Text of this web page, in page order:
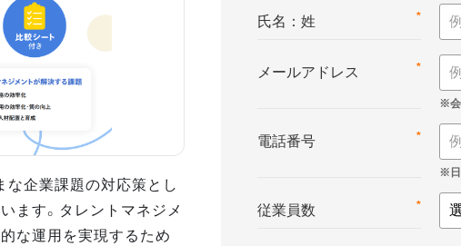
企業課題の対応策とし
ます。タレントマネジメ
な運用を実現するため
*
氏名：姓
*
メールアドレス
*
電話番号
*
従業員数